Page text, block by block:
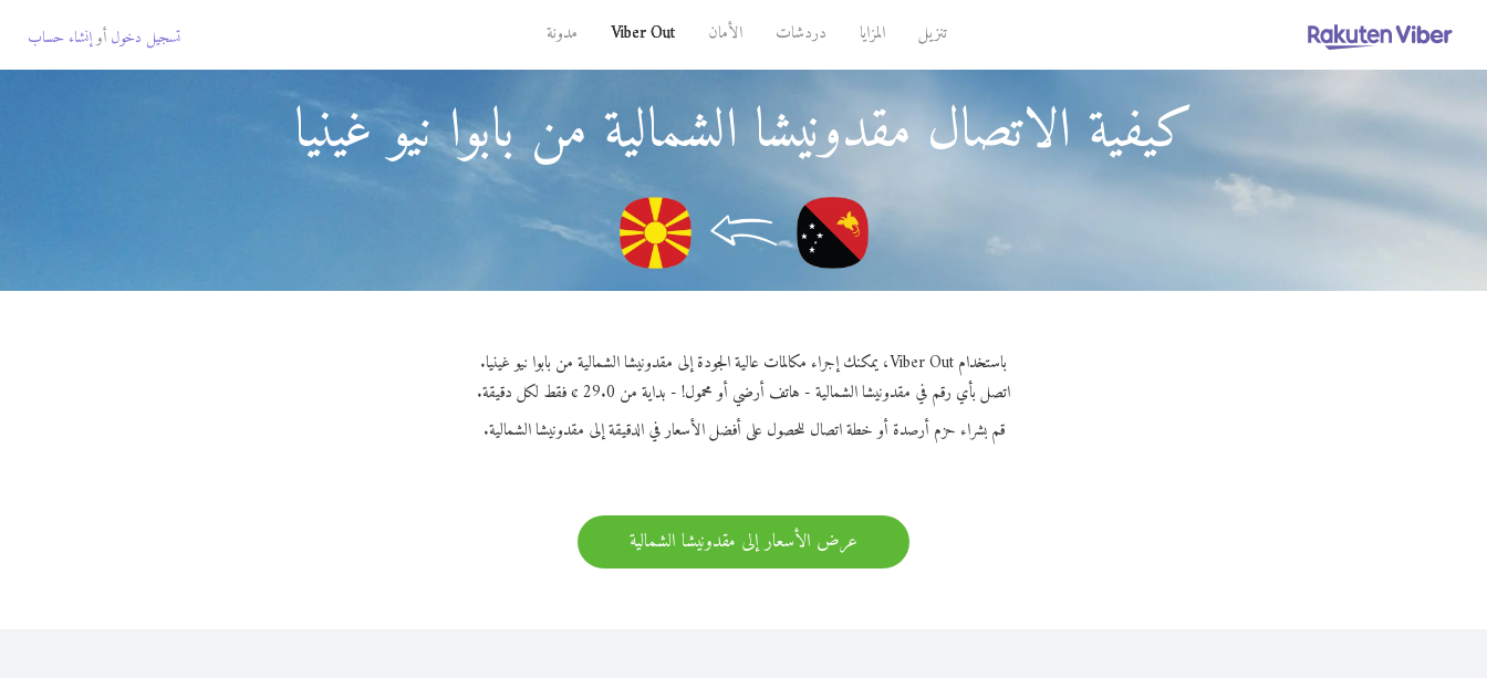
تنزيل المزايا دردشات الأمان Viber Out مدونة تسجيل دخول أوإنشاء حساب
كيفية الاتصال مقدونيشا الشمالية من بابوا نيو غينيا
باستخدام Viber Out، يمكنك إجراء مكالمات عالية الجودة إلى مقدونيشا الشمالية من بابوا نيو غينيا.
اتصل بأي رقم في مقدونيشا الشمالية - هاتف أرضي أو محمول! - بداية من 29.0 ¢ فقط لكل دقيقة.
قم بشراء حزم أرصدة أو خطة اتصال للحصول على أفضل الأسعار في الدقيقة إلى مقدونيشا الشمالية.
عرض الأسعار إلى مقدونيشا الشمالية